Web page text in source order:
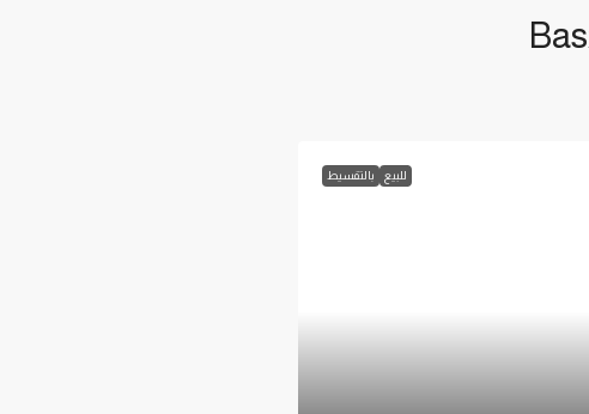
للبيع بالتقسيط